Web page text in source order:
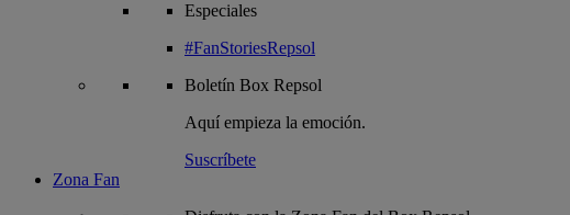
Especiales
#FanStoriesRepsol
Boletín Box Repsol
Aquí empieza la emoción.
Suscríbete
Zona Fan